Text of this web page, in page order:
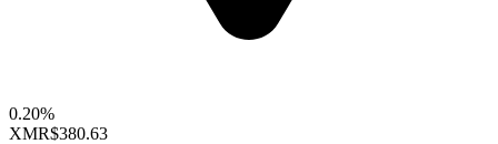
0.20%
XMR$380.63